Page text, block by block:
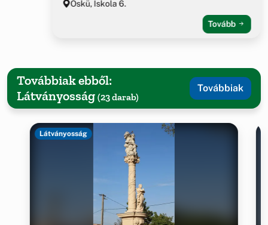
Öskü, Iskola 6.
Tovább
Továbbiak ebből:
Látványosság (23 darab)
Továbbiak
Látványosság